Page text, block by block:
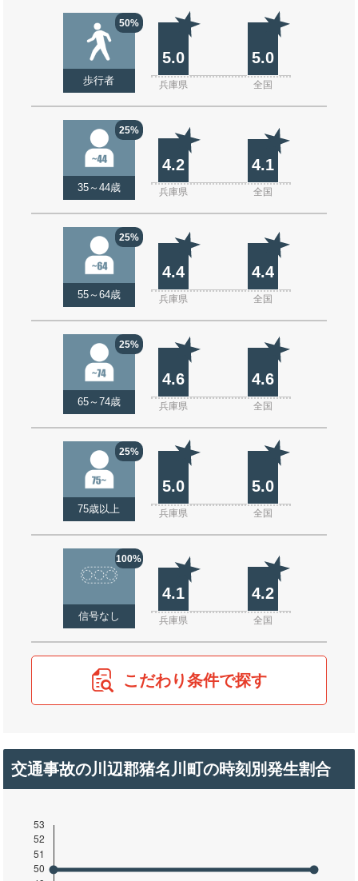
50%
歩行者
5.0 5.0
兵庫県 全国
25%
35～44歳
4.2 4.1
兵庫県 全国
25%
55～64歳
4.4 4.4
兵庫県 全国
25%
65～74歳
4.6 4.6
兵庫県 全国
25%
75歳以上
5.0 5.0
兵庫県 全国
100%
信号なし
4.1 4.2
兵庫県 全国
こだわり条件で探す
交通事故の川辺郡猪名川町の時刻別発生割合